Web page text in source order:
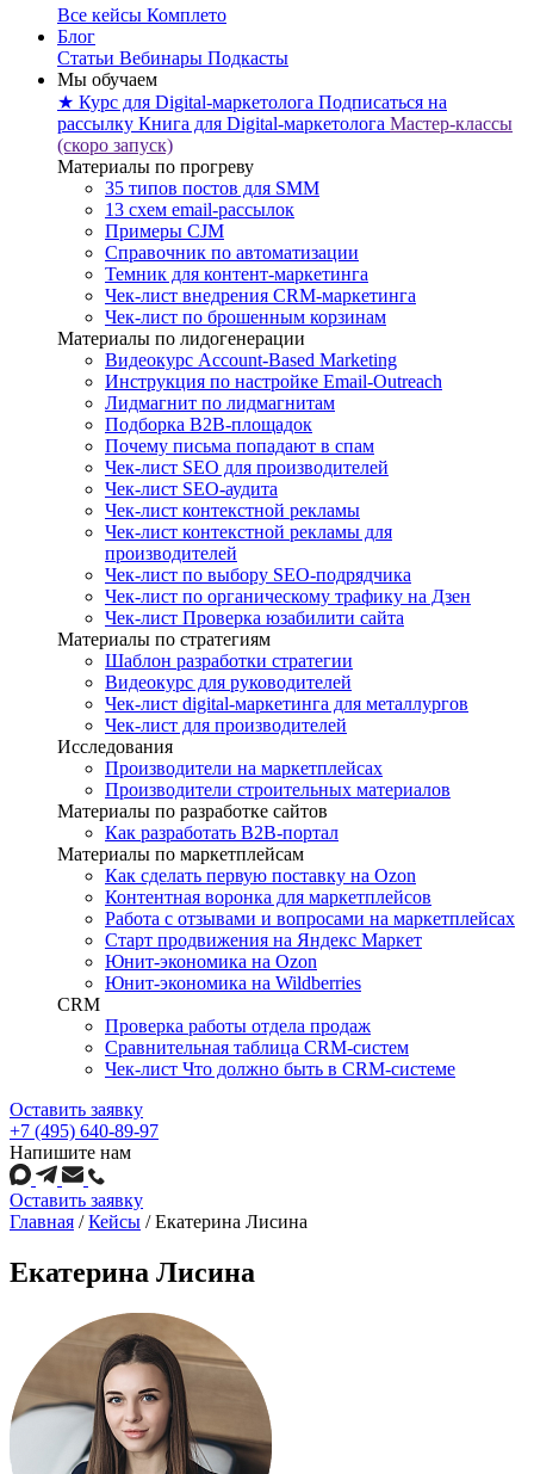
Все кейсы Комплето
Блог
Статьи Вебинары Подкасты
Мы обучаем
★ Курс для Digital-маркетолога Подписаться на
рассылку Книга для Digital-маркетолога Мастер-классы
(скоро запуск)
Материалы по прогреву
35 типов постов для SMM
13 схем email-рассылок
Примеры CJM
Справочник по автоматизации
Темник для контент-маркетинга
Чек-лист внедрения CRM-маркетинга
Чек-лист по брошенным корзинам
Материалы по лидогенерации
Видеокурс Account-Based Marketing
Инструкция по настройке Email-Outreach
Лидмагнит по лидмагнитам
Подборка B2B-площадок
Почему письма попадают в спам
Чек-лист SEO для производителей
Чек-лист SEO-аудита
Чек-лист контекстной рекламы
Чек-лист контекстной рекламы для
производителей
Чек-лист по выбору SEO-подрядчика
Чек-лист по органическому трафику на Дзен
Чек-лист Проверка юзабилити сайта
Материалы по стратегиям
Шаблон разработки стратегии
Видеокурс для руководителей
Чек-лист digital-маркетинга для металлургов
Чек-лист для производителей
Исследования
Производители на маркетплейсах
Производители строительных материалов
Материалы по разработке сайтов
Как разработать B2B-портал
Материалы по маркетплейсам
Как сделать первую поставку на Ozon
Контентная воронка для маркетплейсов
Работа с отзывами и вопросами на маркетплейсах
Старт продвижения на Яндекс Маркет
Юнит-экономика на Ozon
Юнит-экономика на Wildberries
CRM
Проверка работы отдела продаж
Сравнительная таблица CRM-систем
Чек-лист Что должно быть в CRM-системе
Оставить заявку
+7 (495) 640-89-97
Напишите нам
Оставить заявку
Главная / Кейсы / Екатерина Лисина
Екатерина Лисина